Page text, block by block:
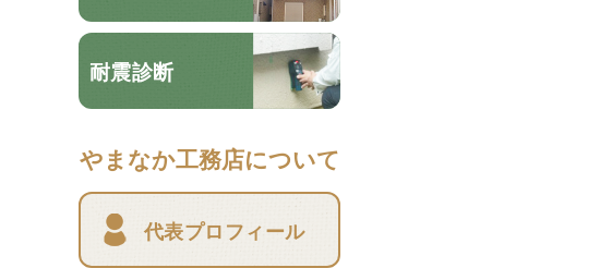
耐震診断
やまなか工務店について
代表プロフィール